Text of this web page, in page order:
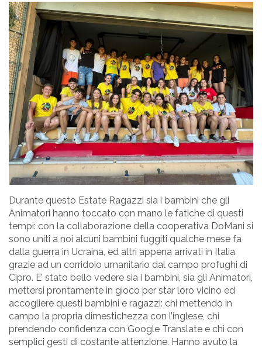
Durante questo Estate Ragazzi sia i bambini che gli
Animatori hanno toccato con mano le fatiche di questi
tempi: con la collaborazione della cooperativa DoMani si
sono uniti a noi alcuni bambini fuggiti qualche mese fa
dalla guerra in Ucraina, ed altri appena arrivati in Italia
grazie ad un corridoio umanitario dal campo profughi di
Cipro. E’ stato bello vedere sia i bambini, sia gli Animatori,
mettersi prontamente in gioco per star loro vicino ed
accogliere questi bambini e ragazzi: chi mettendo in
campo la propria dimestichezza con l’inglese, chi
prendendo confidenza con Google Translate e chi con
semplici gesti di costante attenzione. Hanno avuto la